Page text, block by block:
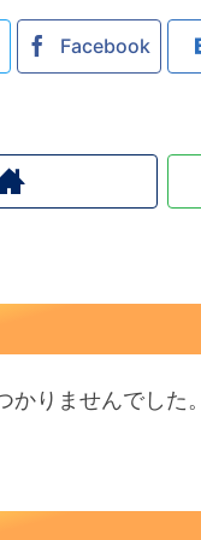
Facebook
かりませんでした。